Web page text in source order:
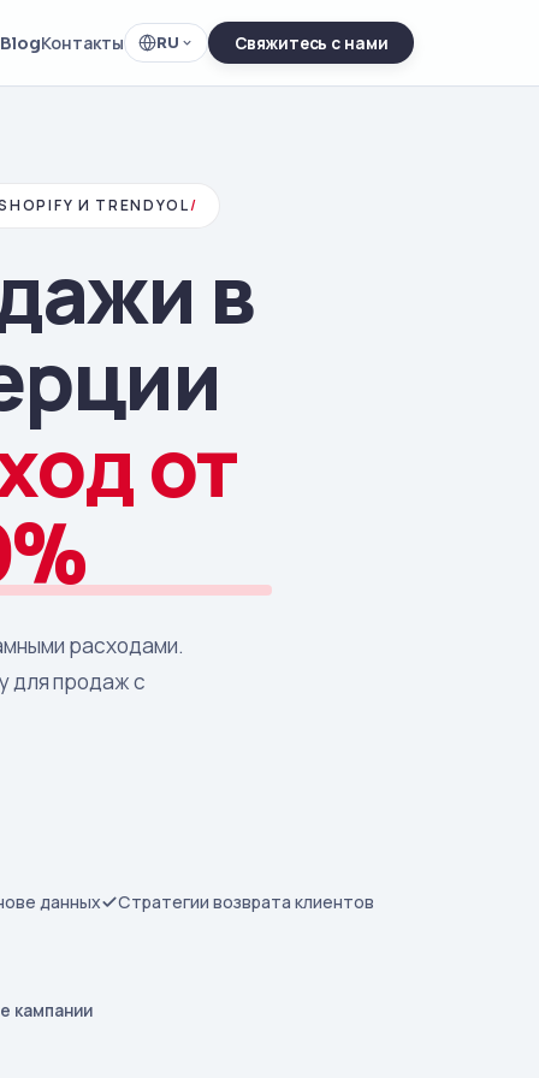
BlogКонтакты RU Свяжитесь с нами
И TRENDYOL/
в
от
расходами.
для продаж с
данных
Стратегии возврата клиентов
кампании